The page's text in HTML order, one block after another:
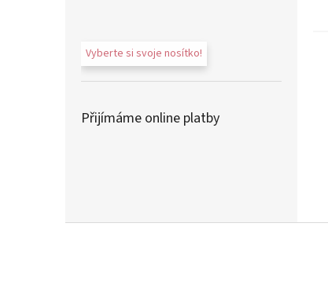
Vyberte si svoje nosítko!
Přijímáme online platby